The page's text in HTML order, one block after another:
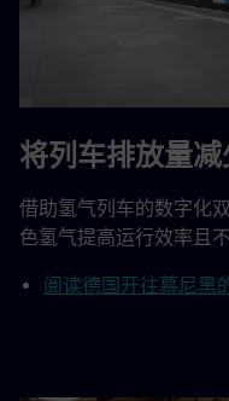
将列车排放量
借助氢气列车的数字化
色氢气提高运行效率且
阅读德国开往慕尼黑